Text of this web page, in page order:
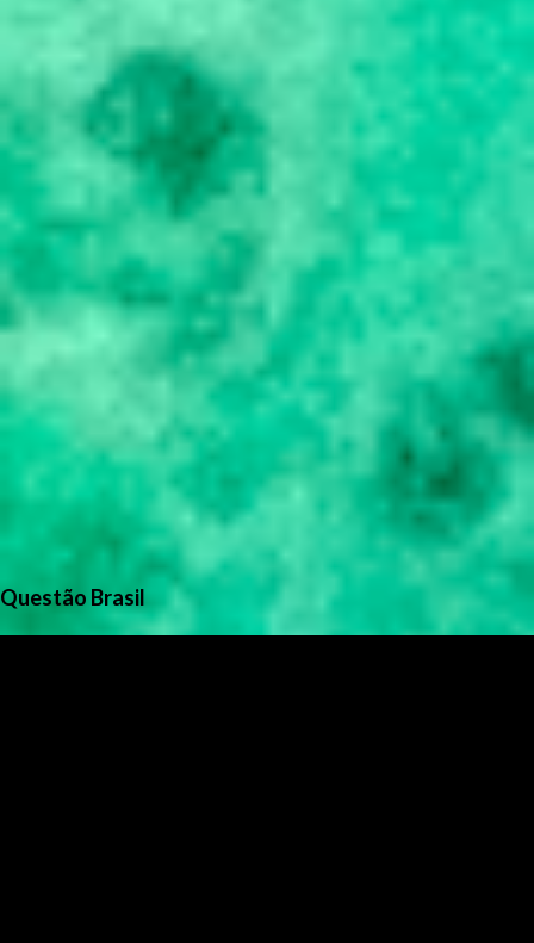
Questão Brasil